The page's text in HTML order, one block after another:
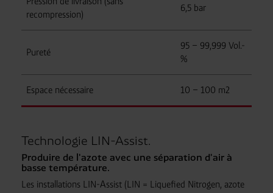
recompression)
6,5 bar
Pureté
95 – 99,999 Vol.-
%
Espace nécessaire 10 – 100 m2
Technologie LIN-Assist.
Produire de l'azote avec une séparation d'air à
basse température.
Les installations LIN-Assist (LIN = Liquefied Nitrogen, azote